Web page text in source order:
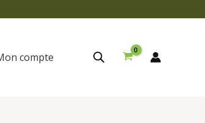
compte